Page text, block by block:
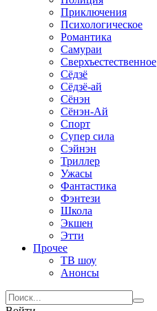
Приключения
Психологическое
Романтика
Самураи
Сверхъестественное
Сёдзё
Сёдзё-ай
Сёнэн
Сёнэн-Ай
Спорт
Супер сила
Сэйнэн
Триллер
Ужасы
Фантастика
Фэнтези
Школа
Экшен
Этти
Прочее
ТВ шоу
Анонсы